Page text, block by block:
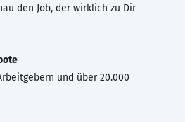
den Job, der wirklich zu Dir
und über 20.000